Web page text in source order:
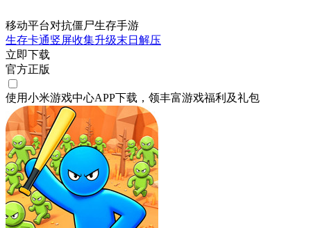
移动平台对抗僵尸生存手游
生存卡通竖屏收集升级末日 解压
立即下载
官方正版
使用小米游戏中心APP下载 ，领丰富游戏福利 及礼包